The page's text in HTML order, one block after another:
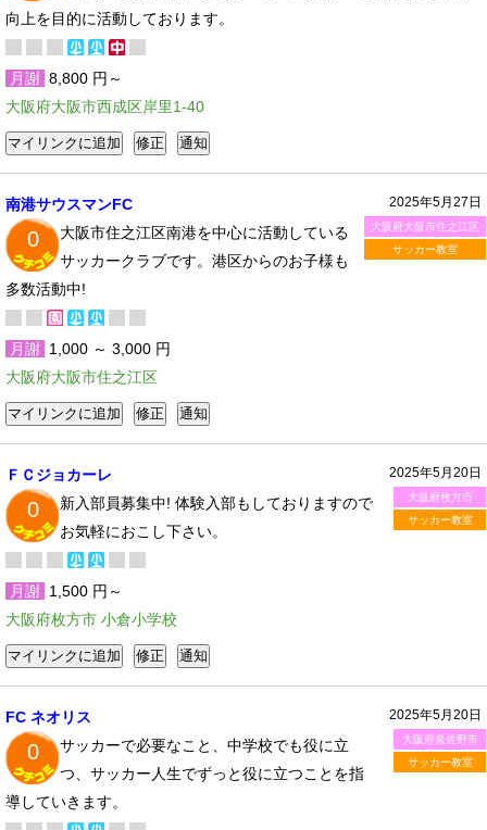
向上を目的に活動しております。
月謝 8,800 円～
大阪府大阪市西成区岸里1-40
2025年5月27日
大阪府大阪市住之江区
サッカー教室
南港サウスマンFC
0
大阪市住之江区南港を中心に活動している
サッカークラブです。港区からのお子様も
多数活動中!
月謝 1,000 ～ 3,000 円
大阪府大阪市住之江区
2025年5月20日
大阪府枚方市
サッカー教室
ＦＣジョカーレ
0
新入部員募集中! 体験入部もしておりますので
お気軽におこし下さい。
月謝 1,500 円～
大阪府枚方市 小倉小学校
2025年5月20日
大阪府泉佐野市
サッカー教室
FC ネオリス
0
サッカーで必要なこと、中学校でも役に立
つ、サッカー人生でずっと役に立つことを指
導していきます。